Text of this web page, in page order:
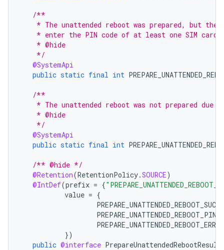
/**
* The unattended reboot was prepared, but the
* enter the PIN code of at least one SIM card
    * @hide
    */
@SystemApi
public static final int
/**
* The unattended reboot was not prepared due
    * @hide
    */
@SystemApi
public static final int
/** @hide */
@Retention(RetentionPolicy.SOURCE)
@IntDef(prefix = {"PREPARE_UNATTENDED_REBOOT_"
value = {
PREPARE_UNATTENDED_REBOOT_ERROR
})
public @interface PrepareUnattendedRebootResult